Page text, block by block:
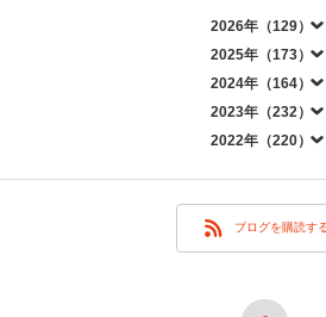
2026年（129）
2025年（173）
2024年（164）
2023年（232）
2022年（220）
ブログを購読す